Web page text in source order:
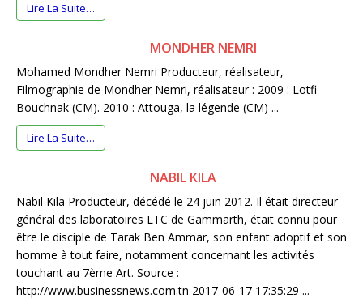
Lire La Suite…
MONDHER NEMRI
Mohamed Mondher Nemri Producteur, réalisateur,
Filmographie de Mondher Nemri, réalisateur : 2009 : Lotfi
Bouchnak (CM). 2010 : Attouga, la légende (CM) ...
Lire La Suite…
NABIL KILA
Nabil Kila Producteur, décédé le 24 juin 2012. Il était directeur
général des laboratoires LTC de Gammarth, était connu pour
être le disciple de Tarak Ben Ammar, son enfant adoptif et son
homme à tout faire, notamment concernant les activités
touchant au 7ème Art. Source :
http://www.businessnews.com.tn 2017-06-17 17:35:29 ...